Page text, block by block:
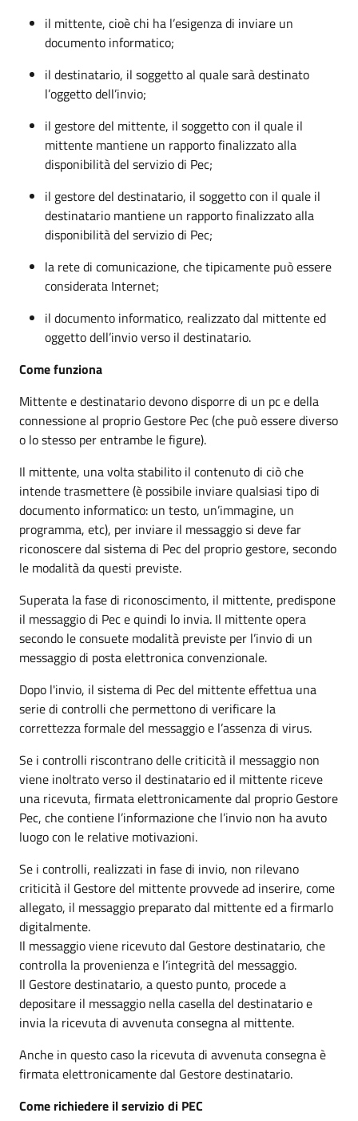
il mittente, cioè chi ha l’esigenza di inviare un
documento informatico;
il destinatario, il soggetto al quale sarà destinato
l’oggetto dell’invio;
il gestore del mittente, il soggetto con il quale il
mittente mantiene un rapporto finalizzato alla
disponibilità del servizio di Pec;
il gestore del destinatario, il soggetto con il quale il
destinatario mantiene un rapporto finalizzato alla
disponibilità del servizio di Pec;
la rete di comunicazione, che tipicamente può essere
considerata Internet;
il documento informatico, realizzato dal mittente ed
oggetto dell’invio verso il destinatario.
Come funziona
Mittente e destinatario devono disporre di un pc e della
connessione al proprio Gestore Pec (che può essere diverso
o lo stesso per entrambe le figure).
Il mittente, una volta stabilito il contenuto di ciò che
intende trasmettere (è possibile inviare qualsiasi tipo di
documento informatico: un testo, un’immagine, un
programma, etc), per inviare il messaggio si deve far
riconoscere dal sistema di Pec del proprio gestore, secondo
le modalità da questi previste.
Superata la fase di riconoscimento, il mittente, predispone
il messaggio di Pec e quindi lo invia. Il mittente opera
secondo le consuete modalità previste per l’invio di un
messaggio di posta elettronica convenzionale.
Dopo l'invio, il sistema di Pec del mittente effettua una
serie di controlli che permettono di verificare la
correttezza formale del messaggio e l’assenza di virus.
Se i controlli riscontrano delle criticità il messaggio non
viene inoltrato verso il destinatario ed il mittente riceve
una ricevuta, firmata elettronicamente dal proprio Gestore
Pec, che contiene l’informazione che l’invio non ha avuto
luogo con le relative motivazioni.
Se i controlli, realizzati in fase di invio, non rilevano
criticità il Gestore del mittente provvede ad inserire, come
allegato, il messaggio preparato dal mittente ed a firmarlo
digitalmente.
Il messaggio viene ricevuto dal Gestore destinatario, che
controlla la provenienza e l’integrità del messaggio.
Il Gestore destinatario, a questo punto, procede a
depositare il messaggio nella casella del destinatario e
invia la ricevuta di avvenuta consegna al mittente.
Anche in questo caso la ricevuta di avvenuta consegna è
firmata elettronicamente dal Gestore destinatario.
Come richiedere il servizio di PEC